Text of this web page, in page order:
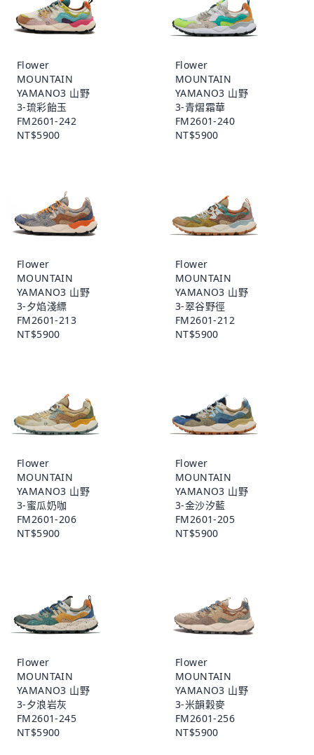
Flower
MOUNTAIN
YAMANO3 山野
3-琉彩飴玉
FM2601-242
NT$5900
Flower
MOUNTAIN
YAMANO3 山野
3-青熠霜華
FM2601-240
NT$5900
Flower
MOUNTAIN
YAMANO3 山野
3-夕焰淺縹
FM2601-213
NT$5900
Flower
MOUNTAIN
YAMANO3 山野
3-翠谷野徑
FM2601-212
NT$5900
Flower
MOUNTAIN
YAMANO3 山野
3-蜜瓜奶咖
FM2601-206
NT$5900
Flower
MOUNTAIN
YAMANO3 山野
3-金沙汐藍
FM2601-205
NT$5900
Flower
MOUNTAIN
YAMANO3 山野
3-夕浪岩灰
FM2601-245
NT$5900
Flower
MOUNTAIN
YAMANO3 山野
3-米韻穀麥
FM2601-256
NT$5900